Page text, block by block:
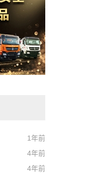
1年前
4年前
4年前